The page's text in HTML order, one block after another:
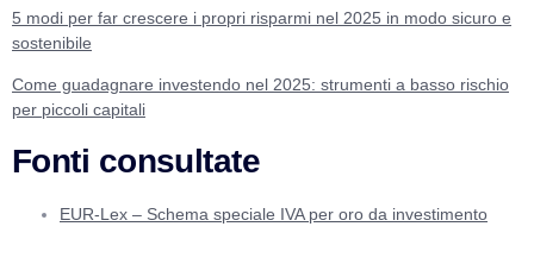
5 modi per far crescere i propri risparmi nel 2025 in modo sicuro e
sostenibile
Come guadagnare investendo nel 2025: strumenti a basso rischio
per piccoli capitali
Fonti consultate
EUR-Lex – Schema speciale IVA per oro da investimento